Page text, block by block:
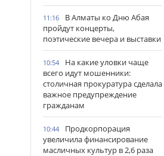
11:16
В Алматы ко Дню Абая
пройдут концерты,
поэтические вечера и выставки
10:54
На какие уловки чаще
всего идут мошенники:
столичная прокуратура сделала
важное предупреждение
гражданам
10:44
Продкорпорация
увеличила финансирование
масличных культур в 2,6 раза